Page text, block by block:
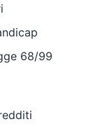
68/99